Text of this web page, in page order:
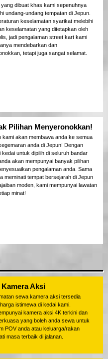
dibuat khas kami sepenuhnya
undang-undang tempatan di Jepun.
keselamatan syarikat melebihi
keselamatan yang ditetapkan oleh
jadi pengalaman street kart kami
mendebarkan dan
tetapi juga sangat selamat.
Pilihan Menyeronokkan!
kami akan membawa anda ke semua
anda di Jepun! Dengan
kedai untuk dipilih di seluruh bandar
akan mempunyai banyak pilihan
pengalaman anda. Sama
meminati tempat bersejarah di Jepun
moden, kami mempunyai lawatan
minat!
Kamera Aksi
sewa kamera aksi tersedia
istimewa di kedai kami.
kamera aksi 4K terkini dan
yang boleh anda sewa untuk
POV anda atau keluarga/rakan
masa terbaik di jalanan.